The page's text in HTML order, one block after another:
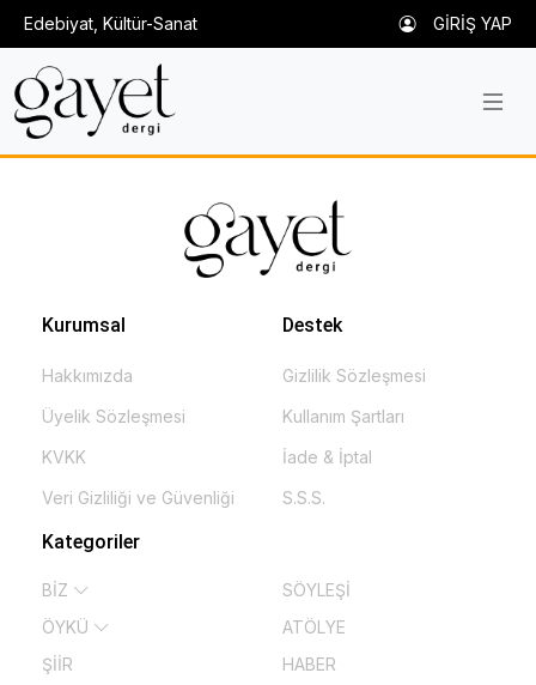
Edebiyat, Kültür-Sanat GİRİŞ YAP
Kurumsal
Hakkımızda
Üyelik Sözleşmesi
KVKK
Veri Gizliliği ve Güvenliği
Destek
Gizlilik Sözleşmesi
Kullanım Şartları
İade & İptal
S.S.S.
Kategoriler
BİZ
ÖYKÜ
ŞİİR
SÖYLEŞİ
ATÖLYE
HABER